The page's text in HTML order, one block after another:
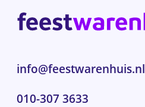
info@feestwarenhuis.nl
010-307 3633